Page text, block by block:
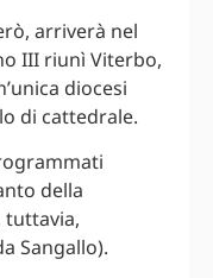
arriverà nel
III riunì Viterbo,
diocesi
di cattedrale.
della
tuttavia,
Sangallo).